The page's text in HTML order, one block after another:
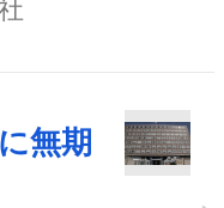
無期